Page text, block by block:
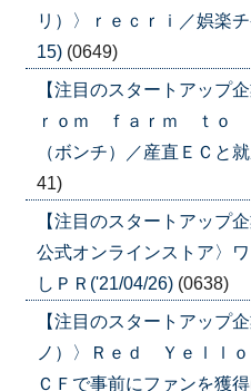
リ）〉ｒｅｃｒｉ／娯楽
15) (0649)
【注目のスタートアッ
ｒｏｍ ｆａｒｍ ｔｏ
（ボンチ）／産直ＥＣと
41)
【注目のスタートアップ
公式オンラインストア〉
しＰＲ('21/04/26) (0638)
【注目のスタートアップ
ノ）〉Ｒｅｄ Ｙｅｌｌ
ＣＦで事前にファンを獲